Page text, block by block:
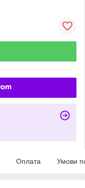
Оплата Умови